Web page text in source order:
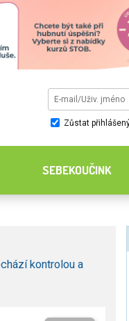
Zůstat
SEBEKOUČINK
kontrolou a